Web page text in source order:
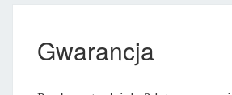
Gwarancja